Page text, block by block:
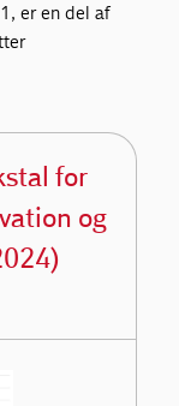
er en del af
for
og